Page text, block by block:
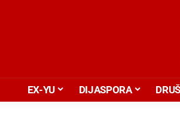
EX-YU DIJASPORA